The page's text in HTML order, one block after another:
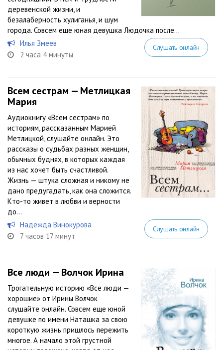
деревенской жизни, и
безалаберность хулиганья, и шум
города. Совсем еще юная девушка Людочка после...
Илья Змеев
2 часа 4 минуты
Слушать онлайн
Всем сестрам — Метлицкая
Мария
Аудиокнигу «Всем сестрам» по
историям, рассказанным Марией
Метлицкой, слушайте онлайн. Это
рассказы о судьбах разных женщин,
обычных буднях, в которых каждая
из нас хочет быть счастливой.
Жизнь — штука сложная и никому не
дано предугадать, как она сложится.
Кто-то живет в любви и верности
до...
Надежда Винокурова
7 часов 17 минут
Слушать онлайн
Все люди — Волчок Ирина
Трогательную историю «Все люди —
хорошие» от Ирины Волчок
слушайте онлайн. Совсем еще юной
девушке по имени Наташка за свою
короткую жизнь пришлось пережить
многое. А начало этой грустной